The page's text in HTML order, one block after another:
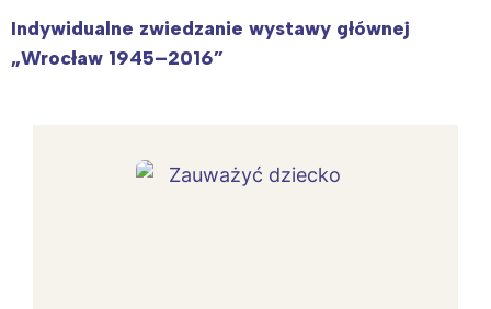
Indywidualne zwiedzanie wystawy głównej
„Wrocław 1945–2016”